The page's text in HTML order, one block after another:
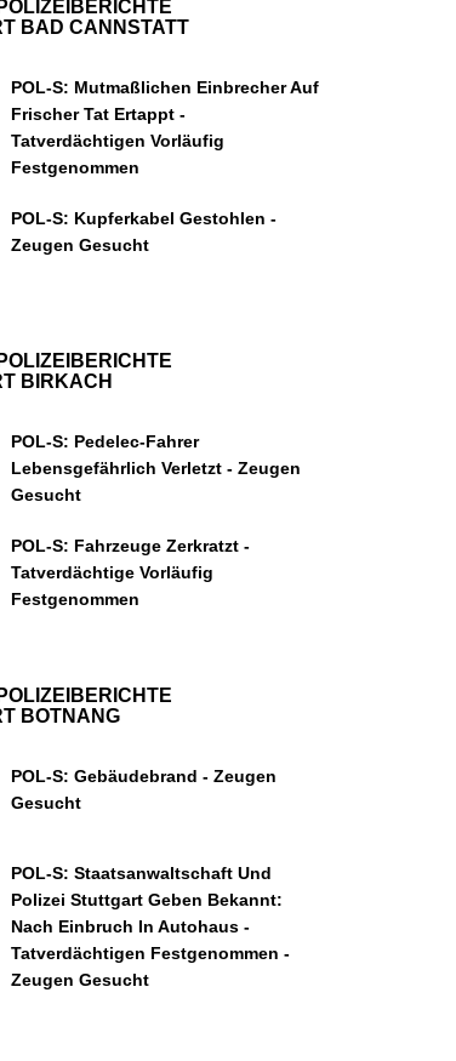
BAD CANNSTATT
POL-S: Mutmaßlichen Einbrecher Auf
Frischer Tat Ertappt -
Tatverdächtigen Vorläufig
Festgenommen
POL-S: Kupferkabel Gestohlen -
Zeugen Gesucht
BIRKACH
POL-S: Pedelec-Fahrer
Lebensgefährlich Verletzt - Zeugen
Gesucht
POL-S: Fahrzeuge Zerkratzt -
Tatverdächtige Vorläufig
Festgenommen
BOTNANG
POL-S: Gebäudebrand - Zeugen
Gesucht
POL-S: Staatsanwaltschaft Und
Polizei Stuttgart Geben Bekannt:
Nach Einbruch In Autohaus -
Tatverdächtigen Festgenommen -
Zeugen Gesucht